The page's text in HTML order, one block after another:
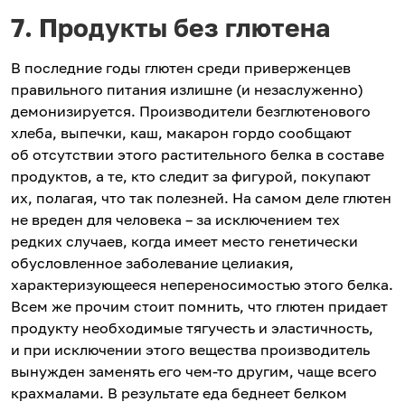
7. Продукты без глютена
В последние годы глютен среди приверженцев
правильного питания излишне (и незаслуженно)
демонизируется. Производители безглютенового
хлеба, выпечки, каш, макарон гордо сообщают
об отсутствии этого растительного белка в составе
продуктов, а те, кто следит за фигурой, покупают
их, полагая, что так полезней. На самом деле глютен
не вреден для человека – за исключением тех
редких случаев, когда имеет место генетически
обусловленное заболевание целиакия,
характеризующееся непереносимостью этого белка.
Всем же прочим стоит помнить, что глютен придает
продукту необходимые тягучесть и эластичность,
и при исключении этого вещества производитель
вынужден заменять его чем-то другим, чаще всего
крахмалами. В результате еда беднеет белком